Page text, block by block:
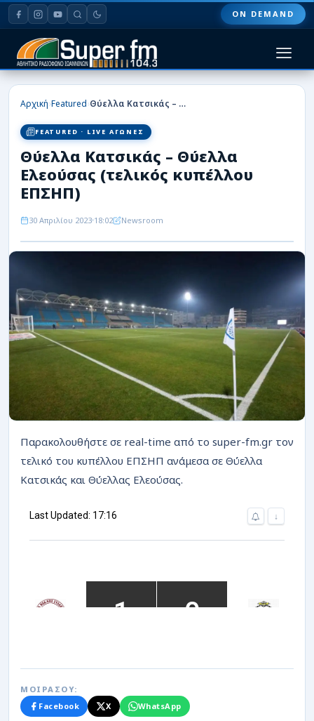
ON DEMAND
HOME
ΠΟΔΟΣΦΑΙΡΟ
ΜΠΑΣΚΕΤ
ΣΠΟΡ
ΕΙΔΗΣΕΙΣ
ΡΟΗ
Αρχική›Featured› Θύελλα Κατσικάς – Θύελλα Ελεούσας (τελικός κυπέλλου ΕΠΣΗΠ)
FEATURED · LIVE ΑΓΩΝΕΣ
Θύελλα Κατσικάς – Θύελλα
Ελεούσας (τελικός κυπέλλου
ΕΠΣΗΠ)
30 Απριλίου 2023 18:02 Newsroom
Παρακολουθήστε σε real-time από το super-fm.gr τον
τελικό του κυπέλλου ΕΠΣΗΠ ανάμεσα σε Θύελλα
Κατσικάς και Θύελλας Ελεούσας.
ΜΟΙΡΑΣΟΥ:
Facebook
X WhatsApp